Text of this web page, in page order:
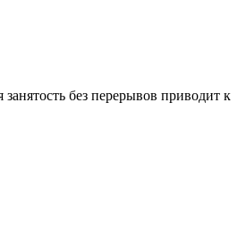
без перерывов приводит к